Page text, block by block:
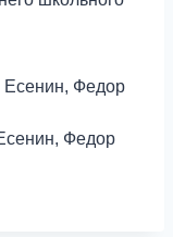
Есенин, Федор
Федор